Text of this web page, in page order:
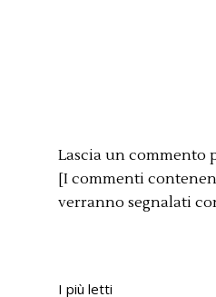
Lascia un commento
[I commenti
verranno segnalati
I più letti